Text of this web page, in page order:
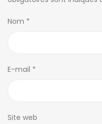
Nom *
E-mail *
Site web